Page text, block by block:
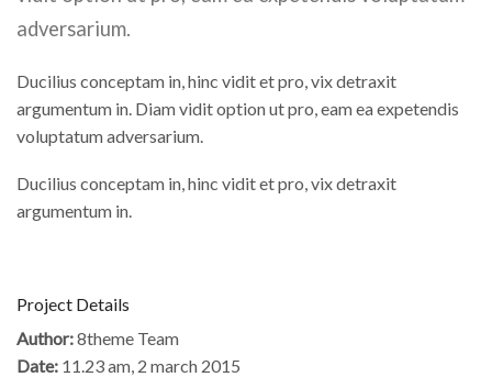
adversarium.
Ducilius conceptam in, hinc vidit et pro, vix detraxit
argumentum in. Diam vidit option ut pro, eam ea expetendis
voluptatum adversarium.
Ducilius conceptam in, hinc vidit et pro, vix detraxit
argumentum in.
Project Details
Author:8theme Team
Date: 11.23 am, 2 march 2015